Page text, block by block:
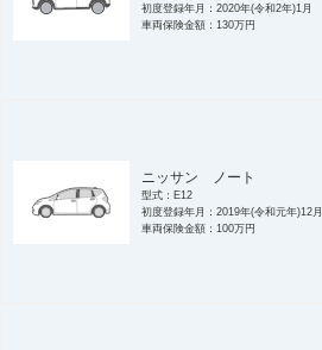
初度登録年月：2020年(令和2年)1月
車両保険金額：130万円
ニッサン ノート
型式：E12
初度登録年月：2019年(令和元年)12月
車両保険金額：100万円